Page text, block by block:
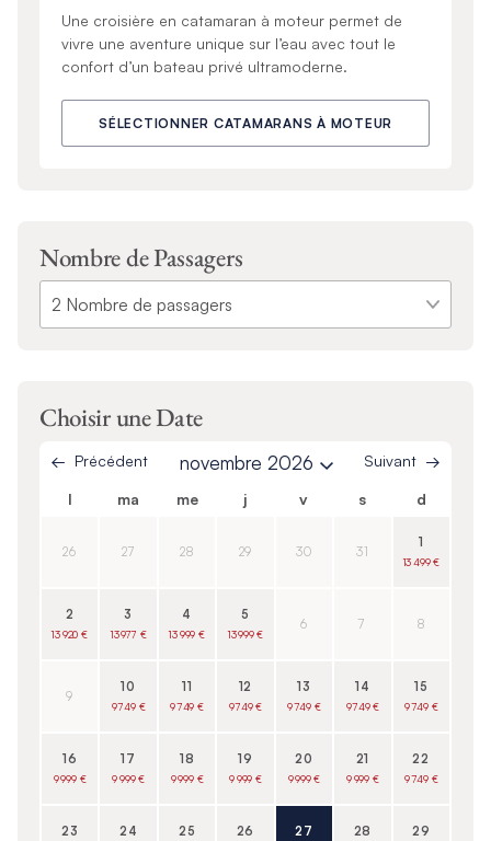
Une croisière en catamaran à moteur permet de
vivre une aventure unique sur l’eau avec tout le
confort d’un bateau privé ultramoderne.
SÉLECTIONNER CATAMARANS À MOTEUR
Nombre de Passagers
Choisir une Date
Précédent novembre 2026 Suivant
l ma me j v s d
26 27 28 29 30 31
1
13 499 €
2
13 920 €
3
13 977 €
4
13 999 €
5
13 999 €
6 7 8
9
10
9 749 €
11
9 749 €
12
9 749 €
13
9 749 €
14
9 749 €
15
9 749 €
16
9 999 €
17
9 999 €
18
9 999 €
19
9 999 €
20
9 999 €
21
9 999 €
22
9 749 €
23 24 25 26 27 28 29